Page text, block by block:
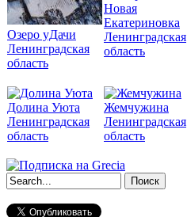
Озеро уДачи
Ленинградская
область
Новая
Екатериновка
Ленинградская
область
Долина Уюта
Ленинградская
область
Жемчужина
Ленинградская
область
Форма поиска